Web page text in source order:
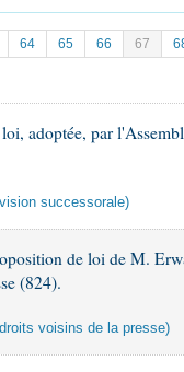
... )
64 65 66 67
adoptée, par
successorale)
de loi de M.
(824).
voisins de la presse)